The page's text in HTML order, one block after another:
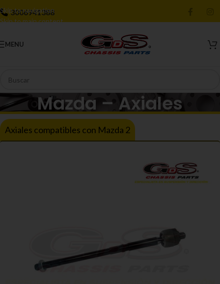
Skip to navigation
Skip to main content
3006941388
MENU
Mazda – Axiales
Axiales compatibles con Mazda 2